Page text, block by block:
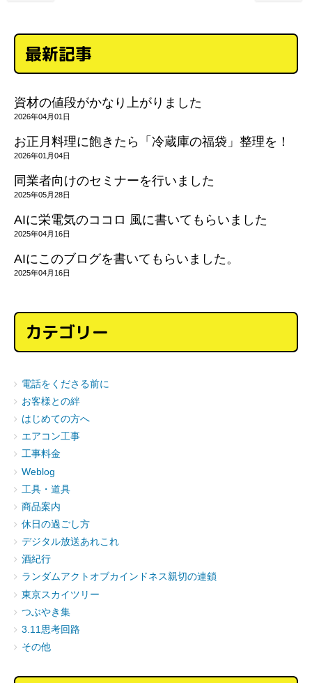
最新記事
資材の値段がかなり上がりました
2026年04月01日
お正月料理に飽きたら「冷蔵庫の福袋」整理を！
2026年01月04日
同業者向けのセミナーを行いました
2025年05月28日
AIに栄電気のココロ 風に書いてもらいました
2025年04月16日
AIにこのブログを書いてもらいました。
2025年04月16日
カテゴリー
電話をくださる前に
お客様との絆
はじめての方へ
エアコン工事
工事料金
Weblog
工具・道具
商品案内
休日の過ごし方
デジタル放送あれこれ
酒紀行
ランダムアクトオブカインドネス親切の連鎖
東京スカイツリー
つぶやき集
3.11思考回路
その他